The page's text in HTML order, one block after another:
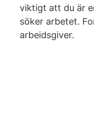
viktigt att du är
söker arbetet.
arbeidsgiver.